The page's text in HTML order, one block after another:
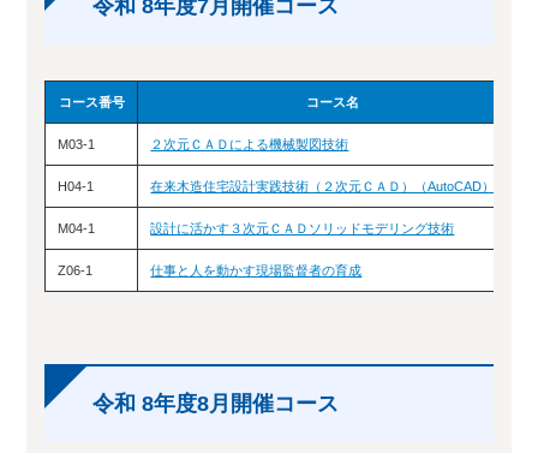
令和 8年度7月開催コース
コース番号 コース名
M03-1 ２次元ＣＡＤによる機械製図技術
H04-1 在来木造住宅設計実践技術（２次元ＣＡＤ）（AutoCAD）
M04-1 設計に活かす３次元ＣＡＤソリッドモデリング技術
Z06-1 仕事と人を動かす現場監督者の育成
令和 8年度8月開催コース